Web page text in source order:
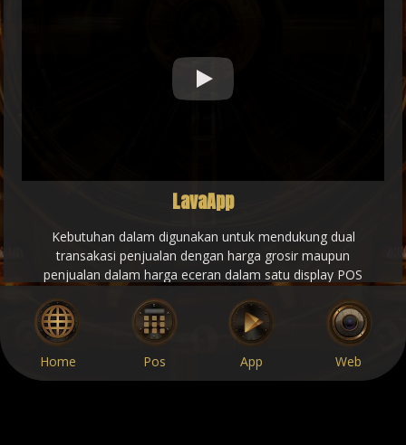
Play
LavaApp
Kebutuhan dalam digunakan untuk mendukung dual
transakasi penjualan dengan harga grosir maupun
penjualan dalam harga eceran dalam satu display POS
adalah solusi tepat untuk mu. fitur yang lengkap dengan
metode master data untuk input database produk dan lain
nya, transaksi pembelian penjualan kasir grosir eceran ,
hingga rangkuman laporan detail plus content
Home Pos App Web